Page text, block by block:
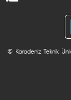
© Karadeniz Teknik